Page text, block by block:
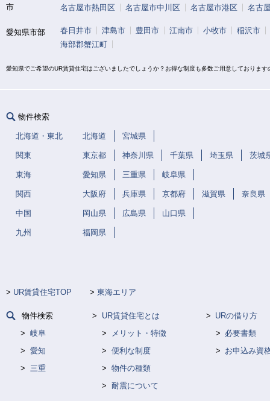
市
名古屋市熱田区
名古屋市中川区 名古屋市港区 名古
愛知県市部 春日井市 津島市 豊田市 江南市 小牧市
稲沢市
海部郡蟹江町
愛知県でご希望のUR賃貸住宅はございましたでしょうか？お得な制度も多数ご用意しておりま
物件検索
北海道・東北 北海道 宮城県
関東 東京都 神奈川県 千葉県 埼玉県 茨城
東海 愛知県 三重県 岐阜県
関西 大阪府 兵庫県 京都府 滋賀県 奈良県
中国 岡山県 広島県 山口県
九州 福岡県
UR賃貸住宅TOP 東海エリア
物件検索
岐阜
愛知
三重
UR賃貸住宅とは
メリット・特徴
便利な制度
物件の種類
耐震について
URの借り方
必要書類
お申込み資